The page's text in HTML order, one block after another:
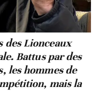
des Lionceaux
Battus par des
les hommes de
mais la